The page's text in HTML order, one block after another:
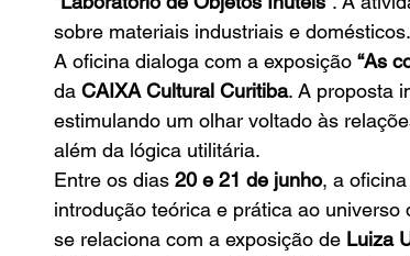
sobre materiais industriais e domésticos.
A oficina dialoga com a exposição “As
da CAIXA Cultural Curitiba. A proposta
estimulando um olhar voltado às
além da lógica utilitária.
Entre os dias 20 e 21 de junho, a oficina
introdução teórica e prática ao
se relaciona com a exposição de Luiza